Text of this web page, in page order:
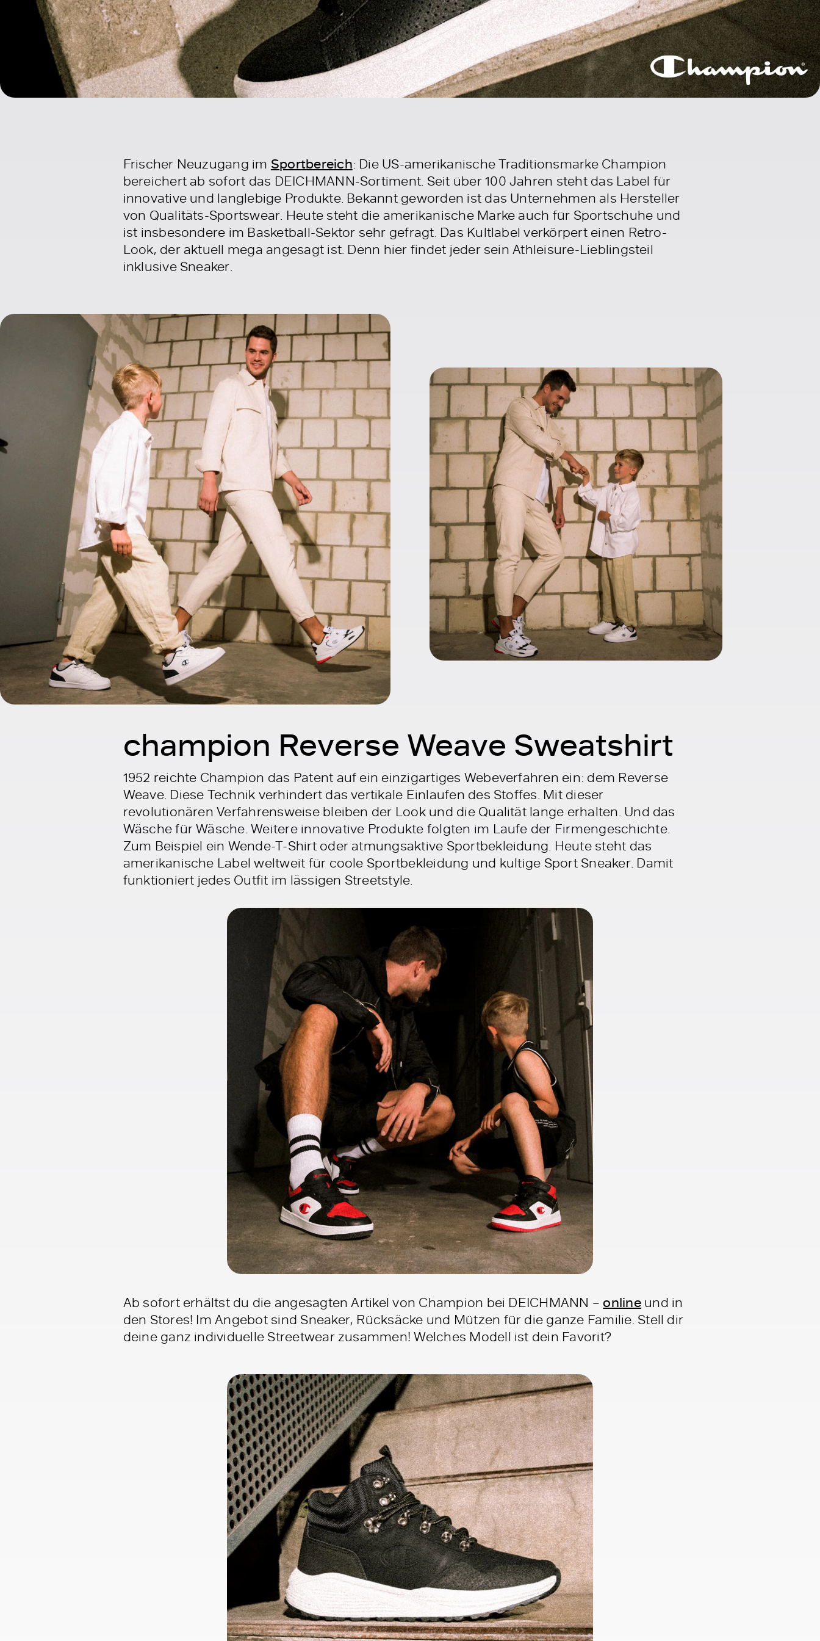
Frischer Neuzugang im Sportbereich: Die US-amerikanische Traditionsmarke Champion
bereichert ab sofort das DEICHMANN-Sortiment. Seit über 100 Jahren steht das Label für
innovative und langlebige Produkte. Bekannt geworden ist das Unternehmen als Hersteller
von Qualitäts-Sportswear. Heute steht die amerikanische Marke auch für Sportschuhe und
ist insbesondere im Basketball-Sektor sehr gefragt. Das Kultlabel verkörpert einen Retro-
Look, der aktuell mega angesagt ist. Denn hier findet jeder sein Athleisure-Lieblingsteil
inklusive Sneaker.
champion Reverse Weave Sweatshirt
1952 reichte Champion das Patent auf ein einzigartiges Webeverfahren ein: dem Reverse
Weave. Diese Technik verhindert das vertikale Einlaufen des Stoffes. Mit dieser
revolutionären Verfahrensweise bleiben der Look und die Qualität lange erhalten. Und das
Wäsche für Wäsche. Weitere innovative Produkte folgten im Laufe der Firmengeschichte.
Zum Beispiel ein Wende-T-Shirt oder atmungsaktive Sportbekleidung. Heute steht das
amerikanische Label weltweit für coole Sportbekleidung und kultige Sport Sneaker. Damit
funktioniert jedes Outfit im lässigen Streetstyle.
Ab sofort erhältst du die angesagten Artikel von Champion bei DEICHMANN –onlineund in
den Stores! Im Angebot sind Sneaker, Rücksäcke und Mützen für die ganze Familie. Stell dir
deine ganz individuelle Streetwear zusammen! Welches Modell ist dein Favorit?